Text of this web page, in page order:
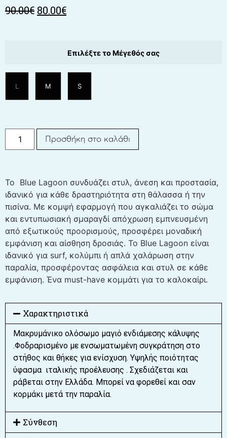
90.00€ 80.00€
Επιλέξτε το Μέγεθός σας
L M S
Προσθήκη στο καλάθι
Το Blue Lagoon συνδυάζει στυλ, άνεση και προστασία,
ιδανικό για κάθε δραστηριότητα στη θάλασσα ή την
πισίνα. Με κομψή εφαρμογή που αγκαλιάζει το σώμα
και εντυπωσιακή σμαραγδί απόχρωση εμπνευσμένη
από εξωτικούς προορισμούς, προσφέρει μοναδική
εμφάνιση και αίσθηση δροσιάς. Το Blue Lagoon είναι
ιδανικό για surf, κολύμπι ή απλά χαλάρωση στην
παραλία, προσφέροντας ασφάλεια και στυλ σε κάθε
εμφάνιση. Ένα must-have κομμάτι για το καλοκαίρι.
Χαρακτηριστικά
Μακρυμάνικο ολόσωμο μαγιό ενδιάμεσης κάλυψης
.Φοδραρισμένο με ενσωματωμένη συγκράτηση στο
στήθος και θήκες για ενίσχυση. Υψηλής ποιότητας
ύφασμα ιταλικής προέλευσης . Σχεδιάζεται και
ράβεται στην Ελλάδα. Μπορεί να φορεθεί και σαν
κορμάκι μετά την παραλία.
Σύνθεση